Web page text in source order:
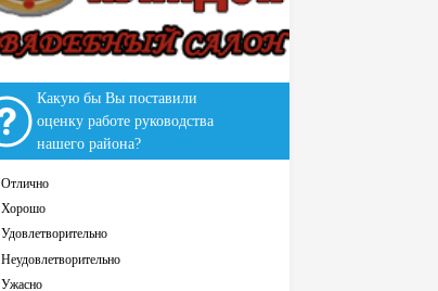
Какую бы Вы поставили
оценку работе руководства
нашего района?
Отлично
Хорошо
Удовлетворительно
Неудовлетворительно
Ужасно